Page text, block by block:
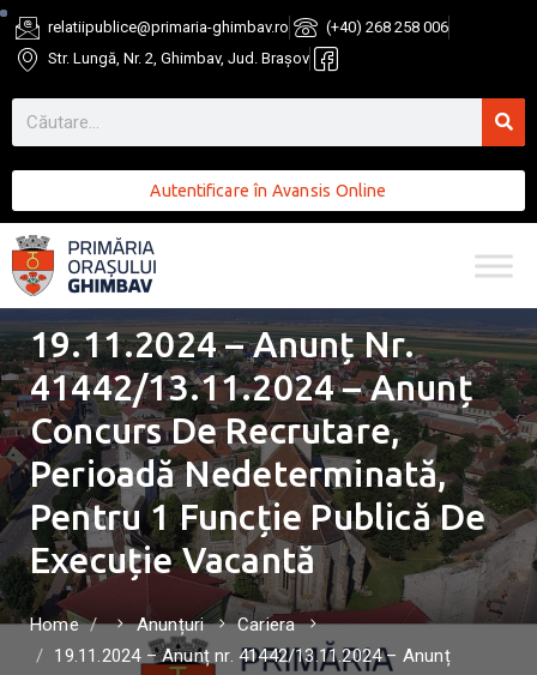
relatiipublice@primaria-ghimbav.ro
(+40) 268 258 006
Str. Lungă, Nr. 2, Ghimbav, Jud. Brașov
Autentificare în Avansis Online
19.11.2024 – Anunț Nr.
41442/13.11.2024 – Anunț
Concurs De Recrutare,
Perioadă Nedeterminată,
Pentru 1 Funcție Publică De
Execuție Vacantă
Home Anunțuri
Cariera
19.11.2024 – Anunț nr. 41442/13.11.2024 – Anunț